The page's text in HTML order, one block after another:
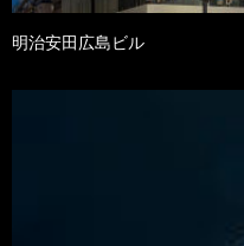
明治安田広島ビル